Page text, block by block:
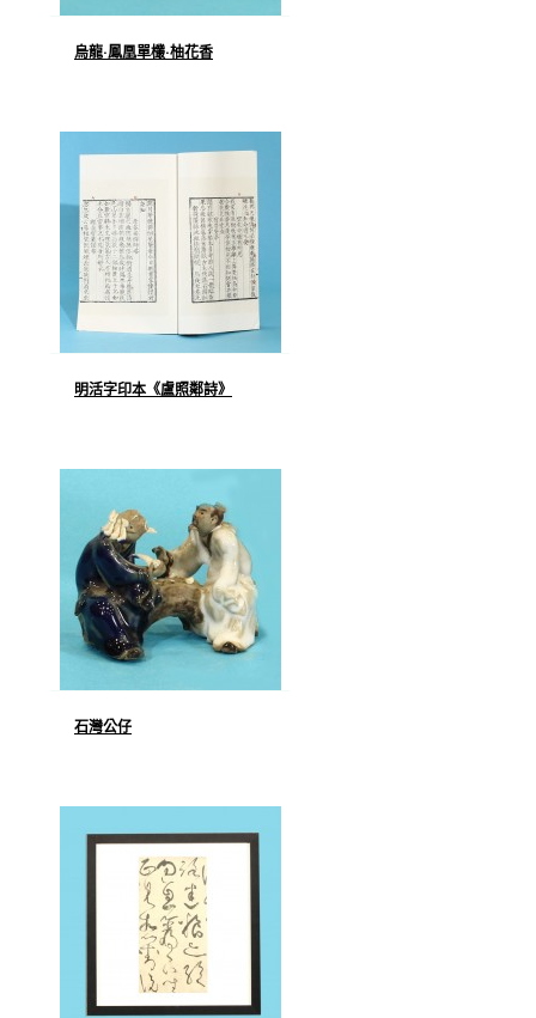
烏龍·鳳凰單欉·柚花香
明活字印本《盧照鄰詩》
石灣公仔